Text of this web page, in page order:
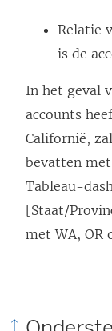
Relatie
is de
In het geval
accounts
Californië,
bevatten met
Tableau-
[Staat/
met WA, OR